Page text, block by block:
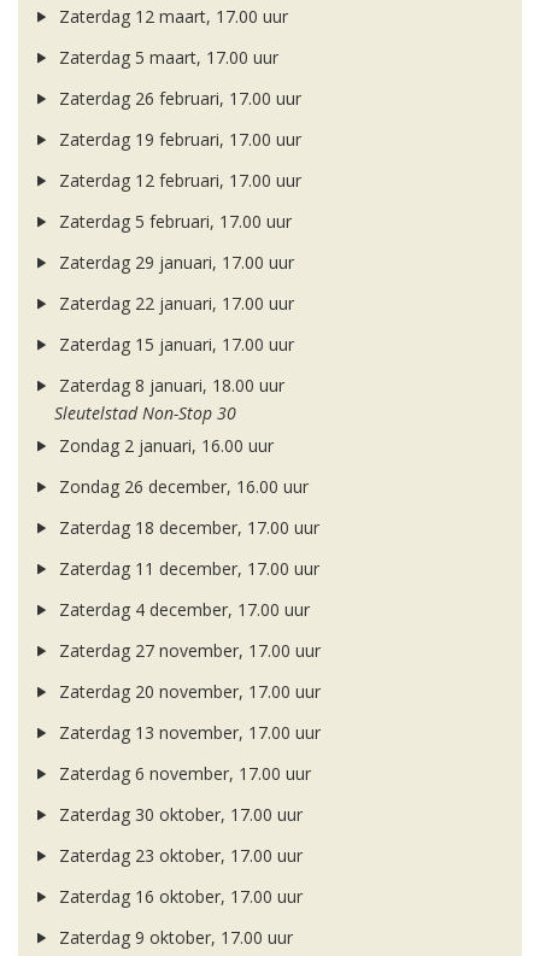
Zaterdag 12 maart, 17.00 uur
Zaterdag 5 maart, 17.00 uur
Zaterdag 26 februari, 17.00 uur
Zaterdag 19 februari, 17.00 uur
Zaterdag 12 februari, 17.00 uur
Zaterdag 5 februari, 17.00 uur
Zaterdag 29 januari, 17.00 uur
Zaterdag 22 januari, 17.00 uur
Zaterdag 15 januari, 17.00 uur
Zaterdag 8 januari, 18.00 uur
Sleutelstad Non-Stop 30
Zondag 2 januari, 16.00 uur
Zondag 26 december, 16.00 uur
Zaterdag 18 december, 17.00 uur
Zaterdag 11 december, 17.00 uur
Zaterdag 4 december, 17.00 uur
Zaterdag 27 november, 17.00 uur
Zaterdag 20 november, 17.00 uur
Zaterdag 13 november, 17.00 uur
Zaterdag 6 november, 17.00 uur
Zaterdag 30 oktober, 17.00 uur
Zaterdag 23 oktober, 17.00 uur
Zaterdag 16 oktober, 17.00 uur
Zaterdag 9 oktober, 17.00 uur